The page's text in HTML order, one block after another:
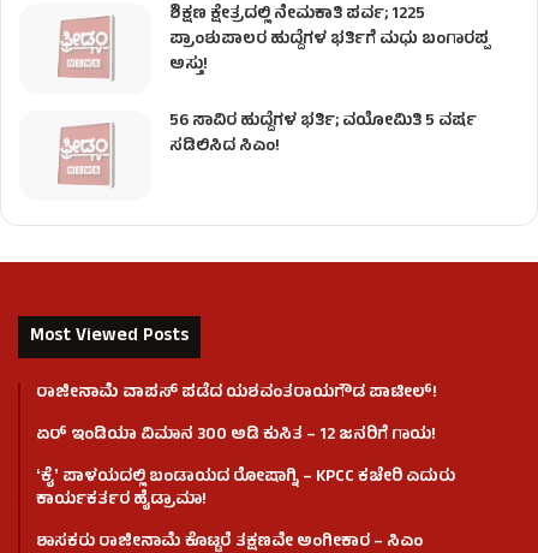
ಶಿಕ್ಷಣ ಕ್ಷೇತ್ರದಲ್ಲಿ ನೇಮಕಾತಿ ಪರ್ವ; 1225
ಪ್ರಾಂಶುಪಾಲರ ಹುದ್ದೆಗಳ ಭರ್ತಿಗೆ ಮಧು ಬಂಗಾರಪ್ಪ
ಅಸ್ತು!
56 ಸಾವಿರ ಹುದ್ದೆಗಳ ಭರ್ತಿ; ವಯೋಮಿತಿ 5 ವರ್ಷ
ಸಡಿಲಿಸಿದ ಸಿಎಂ!
Most Viewed Posts
ರಾಜೀನಾಮೆ ವಾಪಸ್ ಪಡೆದ ಯಶವಂತರಾಯಗೌಡ ಪಾಟೀಲ್‌!
ಏರ್ ಇಂಡಿಯಾ ವಿಮಾನ 300 ಅಡಿ ಕುಸಿತ – 12 ಜನರಿಗೆ ಗಾಯ!
ʻಕೈʼ​ ಪಾಳಯದಲ್ಲಿ ಬಂಡಾಯದ ರೋಷಾಗ್ನಿ – KPCC ಕಚೇರಿ ಎದುರು
ಕಾರ್ಯಕರ್ತರ ಹೈಡ್ರಾಮಾ!
ಶಾಸಕರು ರಾಜೀನಾಮೆ ಕೊಟ್ಟರೆ ತಕ್ಷಣವೇ ಅಂಗೀಕಾರ – ಸಿಎಂ